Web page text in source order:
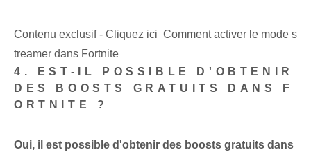
Contenu exclusif - Cliquez ici Comment activer le mode s
treamer dans Fortnite
4. EST-IL POSSIBLE D'OBTENIR
DES BOOSTS GRATUITS DANS F
ORTNITE ?
Oui, il est possible d'obtenir des boosts gratuits dans